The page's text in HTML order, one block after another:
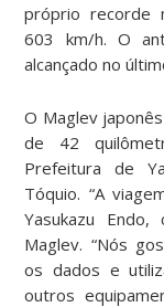
próprio recorde
603 km/h. O
alcançado no
O Maglev
de 42
Prefeitura de
Tóquio. “A
Yasukazu
Maglev. “Nós
os dados e
outros